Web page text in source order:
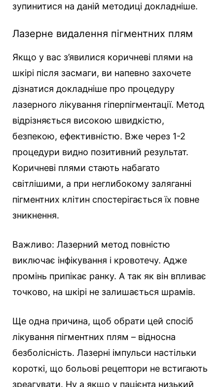
зупинитися на даній методиці докладніше.
Лазерне видалення пігментних плям
Якщо у вас з’явилися коричневі плями на
шкірі після засмаги, ви напевно захочете
дізнатися докладніше про процедуру
лазерного лікування гіперпігментації. Метод
відрізняється високою швидкістю,
безпекою, ефективністю. Вже через 1-2
процедури видно позитивний результат.
Коричневі плями стають набагато
світлішими, а при неглибокому заляганні
пігментних клітин спостерігається їх повне
зникнення.
Важливо: Лазерний метод повністю
виключає інфікування і кровотечу. Адже
промінь припікає ранку. А так як він впливає
точково, на шкірі не залишається шрамів.
Ще одна причина, щоб обрати цей спосіб
лікування пігментних плям – відносна
безболісність. Лазерні імпульси настільки
короткі, що больові рецептори не встигають
зреагувати. Ну а якщо у пацієнта низький